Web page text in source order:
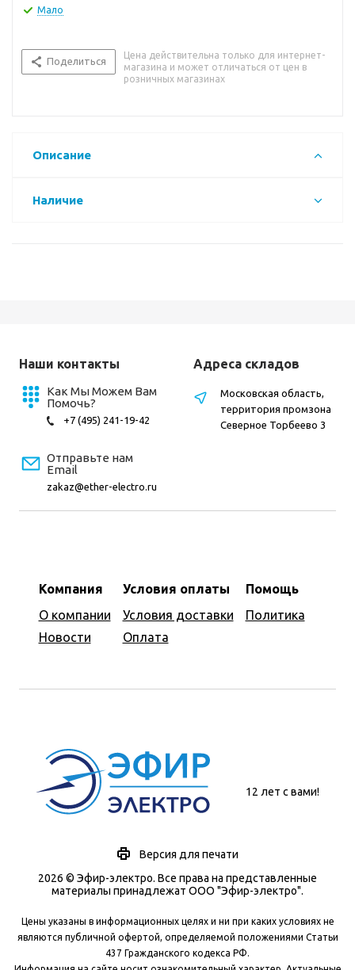
Мало
Поделиться
Цена действительна только для интернет-
магазина и может отличаться от цен в
розничных магазинах
Описание
Наличие
Наши контакты
Как Мы Можем Вам
Помочь?
+7 (495) 241-19-42
Отправьте нам
Email
zakaz@ether-electro.ru
Компания
О компании
Новости
Условия оплаты
Условия доставки
Оплата
Помощь
Политика
Адреса складов
Московская область,
территория промзона
Северное Торбеево 3
12 лет с вами!
Версия для печати
2026 © Эфир-электро. Все права на представленные
материалы принадлежат ООО "Эфир-электро".
Цены указаны в информационных целях и ни при каких условиях не
являются публичной офертой, определяемой положениями Статьи
437 Гражданского кодекса РФ.